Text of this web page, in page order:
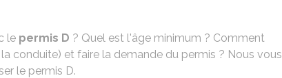
le permis D ? Quel est l'âge minimum ? Comment
conduite) et faire la demande du permis ? Nous vous
le permis D.